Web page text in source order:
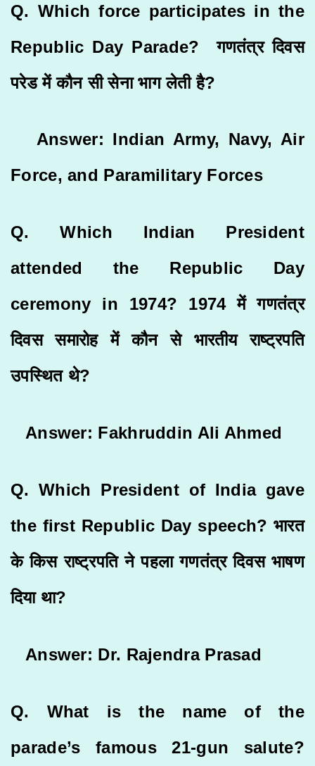
Q. Which force participates in the
Republic Day Parade? गणतंत्र दिवस
परेड में कौन सी सेना भाग लेती है?
Answer: Indian Army, Navy, Air
Force, and Paramilitary Forces
Q. Which Indian President
attended the Republic Day
ceremony in 1974? 1974 में गणतंत्र
दिवस समारोह में कौन से भारतीय राष्ट्रपति
उपस्थित थे?
Answer: Fakhruddin Ali Ahmed
Q. Which President of India gave
the first Republic Day speech? भारत
के किस राष्ट्रपति ने पहला गणतंत्र दिवस भाषण
दिया था?
Answer: Dr. Rajendra Prasad
Q. What is the name of the
parade’s famous 21-gun salute?